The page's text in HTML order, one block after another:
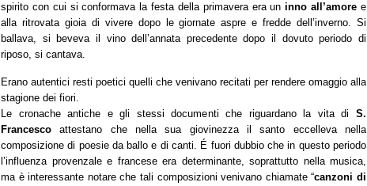
spirito con cui si conformava la festa della primavera era uninno all’amoree
alla ritrovata gioia di vivere dopo le giornate aspre e fredde dell’inverno. Si
ballava, si beveva il vino dell’annata precedente dopo il dovuto periodo di
riposo, si cantava.
Erano autentici resti poetici quelli che venivano recitati per rendere omaggio alla
stagione dei fiori.
Le cronache antiche e gli stessi documenti che riguardano la vita di S.
Francescoattestano che nella sua giovinezza il santo eccelleva nella
composizione di poesie da ballo e di canti. É fuori dubbio che in questo periodo
l’influenza provenzale e francese era determinante, soprattutto nella musica,
ma è interessante notare che tali composizioni venivano chiamate “canzoni di